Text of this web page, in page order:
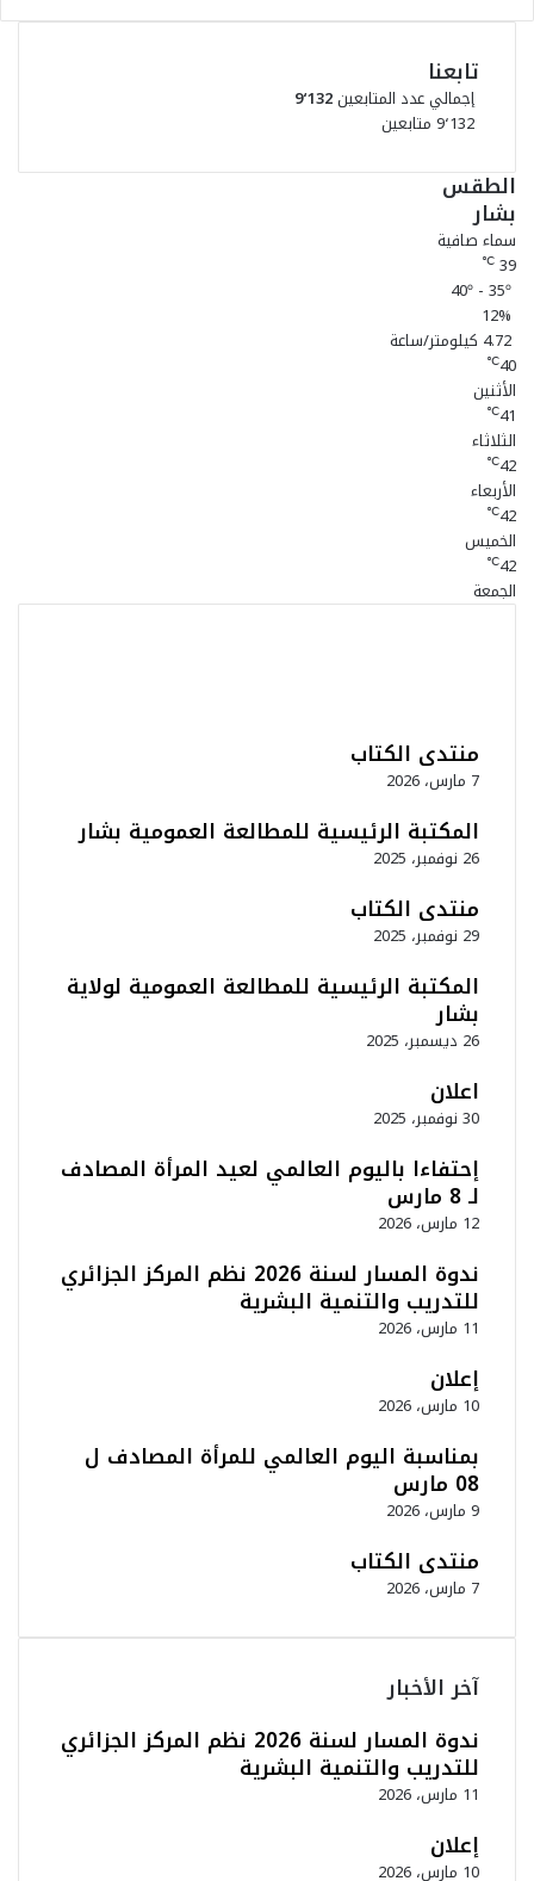
تابعنا
إجمالي عدد المتابعين9٬132
9٬132 متابعين
الطقس
بشار
سماء صافية
39
℃
12%
4.72 كيلومتر/ساعة
40
℃
الأثنين
41
℃
الثلاثاء
42
℃
الأربعاء
42
℃
الخميس
42
℃
الجمعة
منتدى الكتاب
7 مارس، 2026
المكتبة الرئيسية للمطالعة العمومية بشار
26 نوفمبر، 2025
منتدى الكتاب
29 نوفمبر، 2025
المكتبة الرئيسية للمطالعة العمومية لولاية
بشار
26 ديسمبر، 2025
اعلان
30 نوفمبر، 2025
إحتفاءا باليوم العالمي لعيد المرأة المصادف
لـ 8 مارس
12 مارس، 2026
ندوة المسار لسنة 2026 نظم المركز الجزائري
للتدريب والتنمية البشرية
11 مارس، 2026
إعلان
10 مارس، 2026
بمناسبة اليوم العالمي للمرأة المصادف ل
08 مارس
9 مارس، 2026
منتدى الكتاب
7 مارس، 2026
آخر الأخبار
ندوة المسار لسنة 2026 نظم المركز الجزائري
للتدريب والتنمية البشرية
11 مارس، 2026
إعلان
10 مارس، 2026